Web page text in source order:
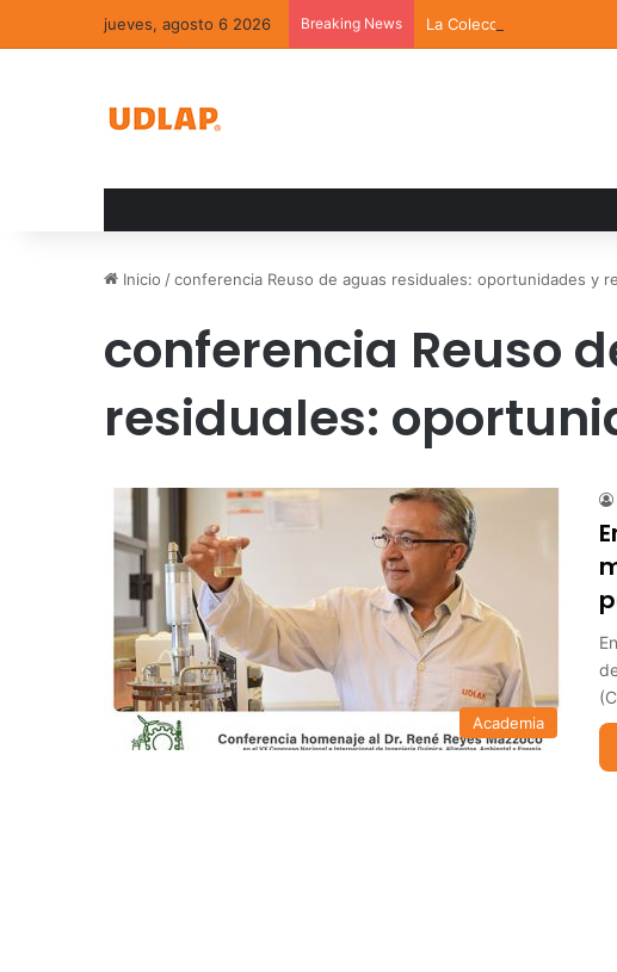
jueves, agosto 6 2026 Breaking News La Colección de Arte
Inicio /conferencia Reuso de aguas residuales: oportunidades y
conferencia Reuso
residuales:
Academia